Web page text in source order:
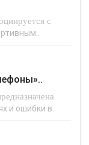
с
и ошибки в..